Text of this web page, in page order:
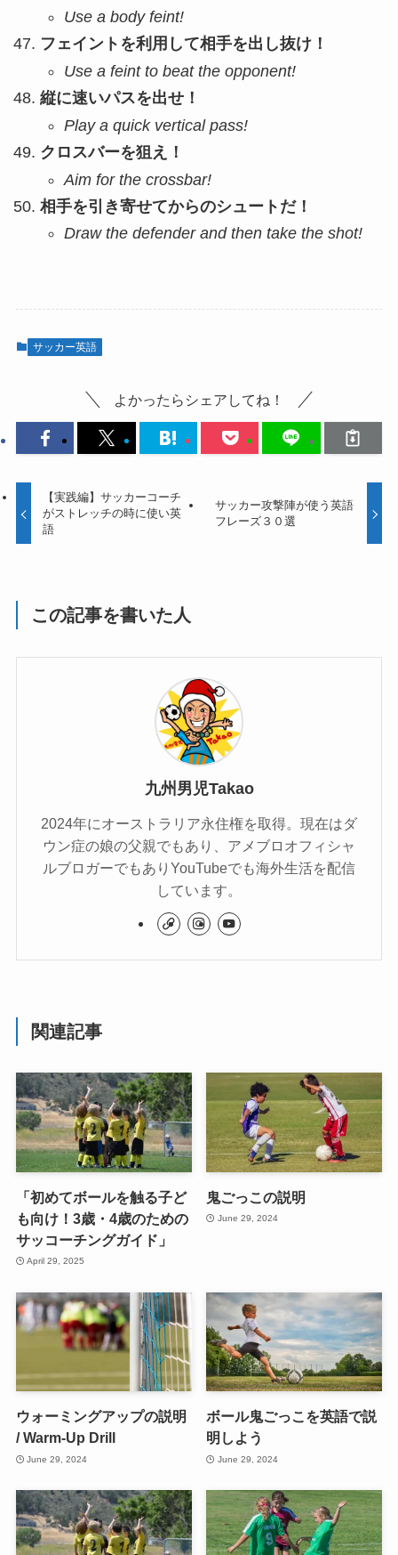
Use a body feint!
フェイントを利用して相手を出し抜け！
Use a feint to beat the opponent!
縦に速いパスを出せ！
Play a quick vertical pass!
クロスバーを狙え！
Aim for the crossbar!
相手を引き寄せてからのシュートだ！
Draw the defender and then take the shot!
サッカー英語
よかったらシェアしてね！
【実践編】サッカーコーチ
がストレッチの時に使い英
語
サッカー攻撃陣が使う英語
フレーズ３０選
この記事を書いた人
九州男児Takao
2024年にオーストラリア永住権を取得。現在はダ
ウン症の娘の父親でもあり、アメブロオフィシャ
ルブロガーでもありYouTubeでも海外生活を配信
しています。
関連記事
「初めてボールを触る子ど
も向け！3歳・4歳のための
サッコーチングガイド」
April 29, 2025
鬼ごっこの説明
June 29, 2024
ウォーミングアップの説明
/ Warm-Up Drill
June 29, 2024
ボール鬼ごっこを英語で説
明しよう
June 29, 2024